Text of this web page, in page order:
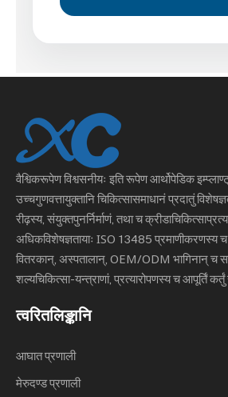
वैश्विकरूपेण विश्वसनीयः इति रूपेणआर्थोपेडिक इम्प्लाण्ट्
उच्चगुणवत्तायुक्तानि चिकित्सासमाधानं प्रदातुं
रीढ़स्य, संयुक्तपुनर्निर्माणं, तथा च
अधिकविशेषज्ञतायाः ISO 13485 प्रमाणीकरणस्य च
वितरकान्, अस्पतालान्, OEM/ODM भागिनान् च
शल्यचिकित्सा-यन्त्राणां, प्रत्यारोपणस्य च आपूर्तिं कर्तुं
त्वरितलिङ्कानि
आघात प्रणाली
मेरुदण्ड प्रणाली